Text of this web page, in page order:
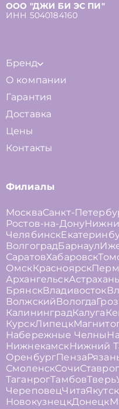
ООО "ДЖИ БИ ЭС ПИ"
ИНН 5040184160
Бренд
О компании
Гарантия
Доставка
Цены
Контакты
Филиалы
МоскваСанкт-
Ростов-на-Дону
Челябинск
ВолгоградБарнаул
СаратовХабаровск
ОмскКрасноярск
АрхангельскАстрахань
БрянскВладивосток
ВолжскийВологда
КалининградКалуга
КурскЛипецк
Набережные Челны
НижнекамскНижний
ОренбургПенза
СмоленскСочи
ТаганрогТамбовТверь
ЧереповецЧитаЯкутск
НовокузнецкДонецк